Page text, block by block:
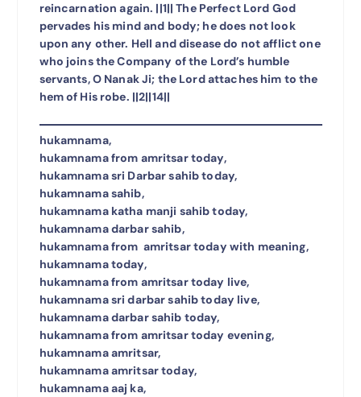
reincarnation again. ||1|| The Perfect Lord God
pervades his mind and body; he does not look
upon any other. Hell and disease do not afflict one
who joins the Company of the Lord’s humble
servants, O Nanak Ji; the Lord attaches him to the
hem of His robe. ||2||14||
hukamnama,
hukamnama from amritsar today,
hukamnama sri Darbar sahib today,
hukamnama sahib,
hukamnama katha manji sahib today,
hukamnama darbar sahib,
hukamnama from amritsar today with meaning,
hukamnama today,
hukamnama from amritsar today live,
hukamnama sri darbar sahib today live,
hukamnama darbar sahib today,
hukamnama from amritsar today evening,
hukamnama amritsar,
hukamnama amritsar today,
hukamnama aaj ka,